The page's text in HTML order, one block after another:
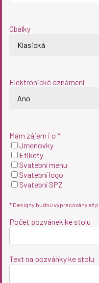
Obálky
Elektronické oznámení
Mám zájem i o *
Jmenovky
Etikety
Svatební menu
Svatební logo
Svatební SPZ
* Designy budou vypracovány až
Počet pozvánek ke stolu
Text na pozvánky ke stolu